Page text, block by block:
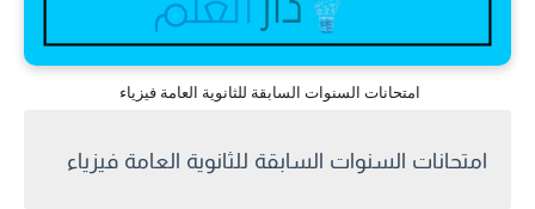
امتحانات السنوات السابقة للثانوية العامة فيزياء
امتحانات السنوات السابقة للثانوية العامة فيزياء